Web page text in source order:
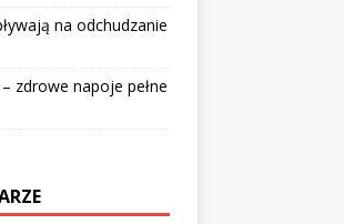
na odchudzanie
zdrowe napoje pełne